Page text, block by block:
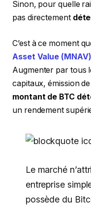
Sinon, pour quelle
pas directement
C’est à ce moment
Asset Value (MNAV)
Augmenter par tous
capitaux, émission
montant de BTC
un rendement
Le marché
entreprise
possède du